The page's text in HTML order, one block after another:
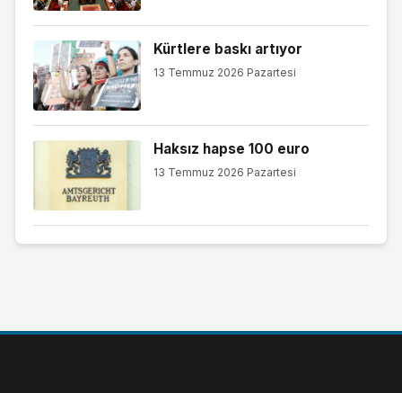
Kürtlere baskı artıyor
13 Temmuz 2026 Pazartesi
Haksız hapse 100 euro
13 Temmuz 2026 Pazartesi